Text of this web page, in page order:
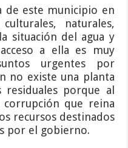
de este municipio en
naturales,
situación del agua y
a ella es muy
urgentes por
no existe una planta
porque al
que reina
recursos destinados
por el gobierno.